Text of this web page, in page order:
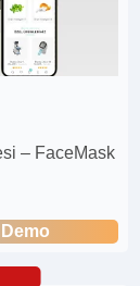
– FaceMask
Demo